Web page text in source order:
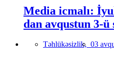
Media icmalı:
dan avqustun 3-ü
Təhlükəsizlik, 03